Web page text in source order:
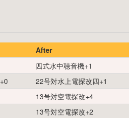
After
四式水中聴音機+1
+0 22号対水上電探改四+1
13号対空電探改+4
13号対空電探改+2